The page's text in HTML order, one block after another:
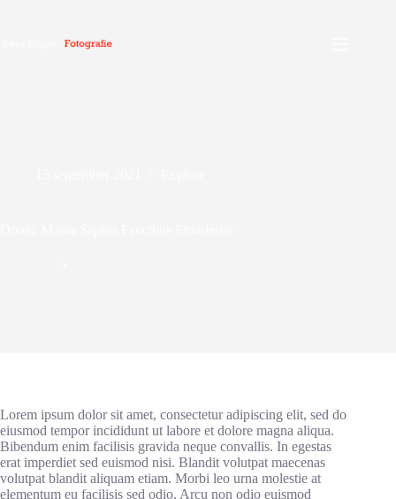
Lorem ipsum dolor sit amet, consectetur adipiscing elit, sed do
eiusmod tempor incididunt ut labore et dolore magna aliqua.
Bibendum enim facilisis gravida neque convallis. In egestas
erat imperdiet sed euismod nisi. Blandit volutpat maecenas
volutpat blandit aliquam etiam. Morbi leo urna molestie at
elementum eu facilisis sed odio. Arcu non odio euismod